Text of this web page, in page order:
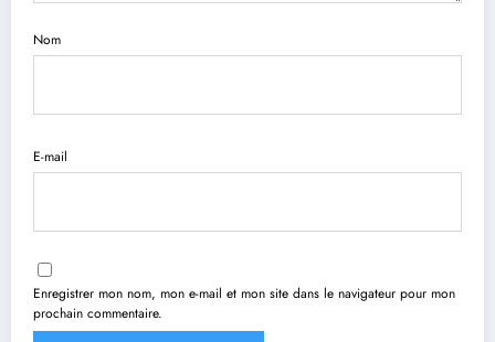
Nom
E-mail
Enregistrer mon nom, mon e-mail et mon site dans le navigateur pour mon
prochain commentaire.